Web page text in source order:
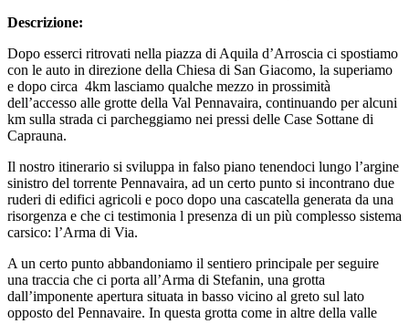
Descrizione:
Dopo esserci ritrovati nella piazza di Aquila d’Arroscia ci spostiamo
con le auto in direzione della Chiesa di San Giacomo, la superiamo
e dopo circa 4km lasciamo qualche mezzo in prossimità
dell’accesso alle grotte della Val Pennavaira, continuando per alcuni
km sulla strada ci parcheggiamo nei pressi delle Case Sottane di
Caprauna.
Il nostro itinerario si sviluppa in falso piano tenendoci lungo l’argine
sinistro del torrente Pennavaira, ad un certo punto si incontrano due
ruderi di edifici agricoli e poco dopo una cascatella generata da una
risorgenza e che ci testimonia l presenza di un più complesso sistema
carsico: l’Arma di Via.
A un certo punto abbandoniamo il sentiero principale per seguire
una traccia che ci porta all’Arma di Stefanin, una grotta
dall’imponente apertura situata in basso vicino al greto sul lato
opposto del Pennavaire. In questa grotta come in altre della valle